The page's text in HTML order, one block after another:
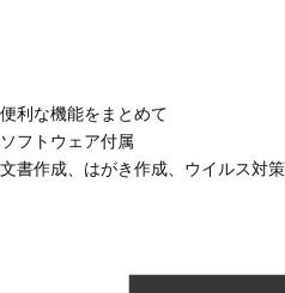
便利な機能をまとめて
ソフトウェア付属
文書作成、はがき作成、ウイルス対